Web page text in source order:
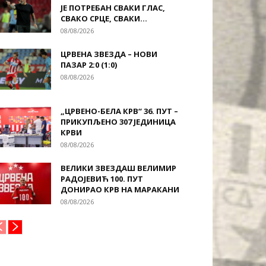
ЈЕ ПОТРЕБАН СВАКИ ГЛАС,
СВАКО СРЦЕ, СВАКИ...
08/08/2026
ЦРВЕНА ЗВЕЗДА – НОВИ
ПАЗАР 2:0 (1:0)
08/08/2026
„ЦРВЕНО-БЕЛА КРВ“ 36. ПУТ –
ПРИКУПЉЕНО 307 ЈЕДИНИЦА
КРВИ
08/08/2026
ВЕЛИКИ ЗВЕЗДАШ ВЕЛИМИР
РАДОЈЕВИЋ 100. ПУТ
ДОНИРАО КРВ НА МАРАКАНИ
08/08/2026